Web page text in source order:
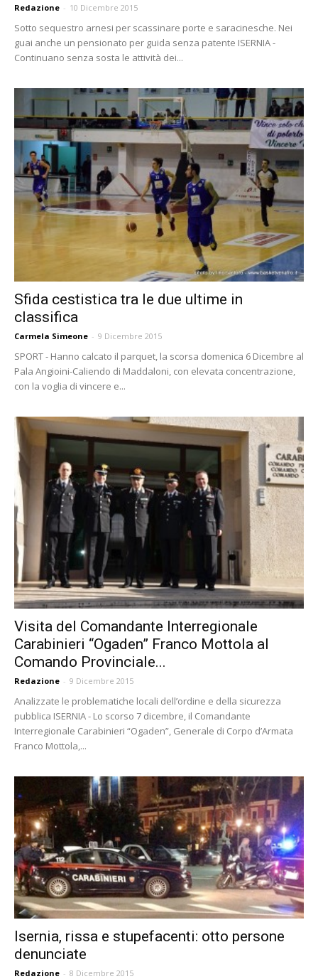
Redazione - 10 Dicembre 2015
Sotto sequestro arnesi per scassinare porte e saracinesche. Nei
guai anche un pensionato per guida senza patente ISERNIA -
Continuano senza sosta le attività dei...
Sfida cestistica tra le due ultime in
classifica
Carmela Simeone - 9 Dicembre 2015
SPORT - Hanno calcato il parquet, la scorsa domenica 6 Dicembre al
Pala Angioini-Caliendo di Maddaloni, con elevata concentrazione,
con la voglia di vincere e...
Visita del Comandante Interregionale
Carabinieri “Ogaden” Franco Mottola al
Comando Provinciale...
Redazione - 9 Dicembre 2015
Analizzate le problematiche locali dell’ordine e della sicurezza
pubblica ISERNIA - Lo scorso 7 dicembre, il Comandante
Interregionale Carabinieri “Ogaden”, Generale di Corpo d’Armata
Franco Mottola,...
Isernia, rissa e stupefacenti: otto persone
denunciate
Redazione - 8 Dicembre 2015